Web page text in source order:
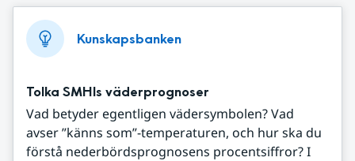
Kunskapsbanken
Tolka SMHIs väderprognoser
Vad betyder egentligen vädersymbolen? Vad
avser ”känns som”-temperaturen, och hur ska du
förstå nederbördsprognosens procentsiffror? I